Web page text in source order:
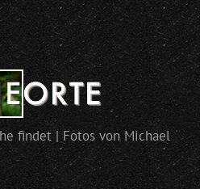
findet | Fotos von Michael